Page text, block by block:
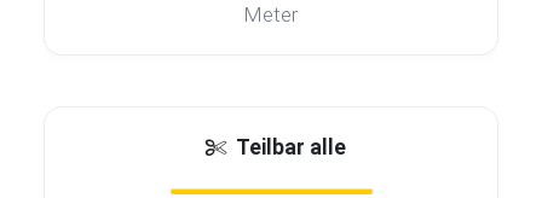
Meter
Teilbar alle